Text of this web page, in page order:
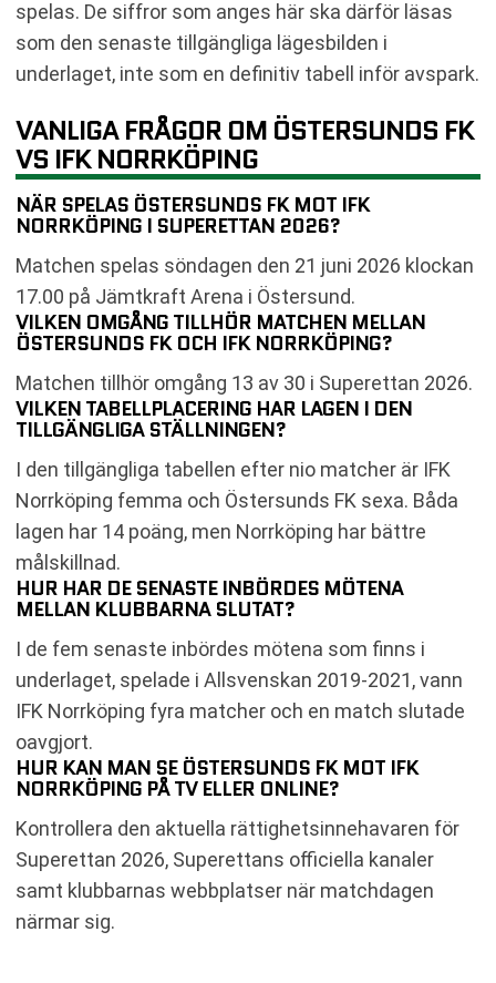
spelas. De siffror som anges här ska därför läsas
som den senaste tillgängliga lägesbilden i
underlaget, inte som en definitiv tabell inför avspark.
VANLIGA FRÅGOR OM ÖSTERSUNDS FK
VS IFK NORRKÖPING
NÄR SPELAS ÖSTERSUNDS FK MOT IFK
NORRKÖPING I SUPERETTAN 2026?
Matchen spelas söndagen den 21 juni 2026 klockan
17.00 på Jämtkraft Arena i Östersund.
VILKEN OMGÅNG TILLHÖR MATCHEN MELLAN
ÖSTERSUNDS FK OCH IFK NORRKÖPING?
Matchen tillhör omgång 13 av 30 i Superettan 2026.
VILKEN TABELLPLACERING HAR LAGEN I DEN
TILLGÄNGLIGA STÄLLNINGEN?
I den tillgängliga tabellen efter nio matcher är IFK
Norrköping femma och Östersunds FK sexa. Båda
lagen har 14 poäng, men Norrköping har bättre
målskillnad.
HUR HAR DE SENASTE INBÖRDES MÖTENA
MELLAN KLUBBARNA SLUTAT?
I de fem senaste inbördes mötena som finns i
underlaget, spelade i Allsvenskan 2019-2021, vann
IFK Norrköping fyra matcher och en match slutade
oavgjort.
HUR KAN MAN SE ÖSTERSUNDS FK MOT IFK
NORRKÖPING PÅ TV ELLER ONLINE?
Kontrollera den aktuella rättighetsinnehavaren för
Superettan 2026, Superettans officiella kanaler
samt klubbarnas webbplatser när matchdagen
närmar sig.